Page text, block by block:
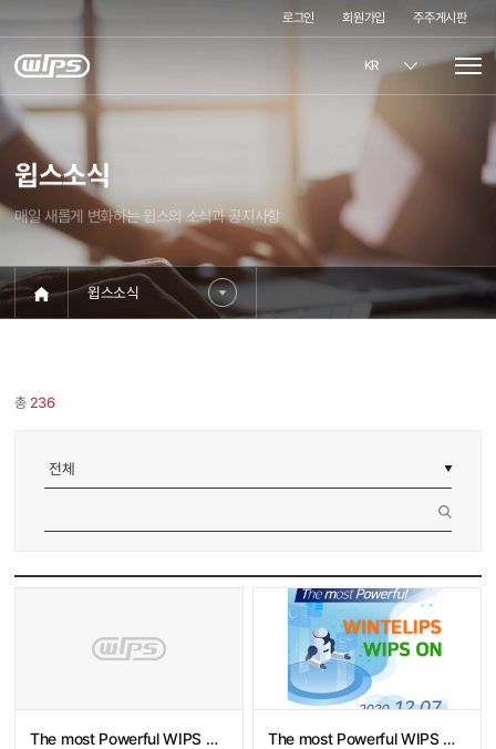
로그인 회원가입 주주게시판
KR
윕스소식
매일 새롭게 변화하는 윕스의 소식과 공지사항
윕스소식
총 236
The most Powerful WIPS 특허검색서비스 OPEN! The most Powerful WIPS 특허검색서비스 Coming soon!!